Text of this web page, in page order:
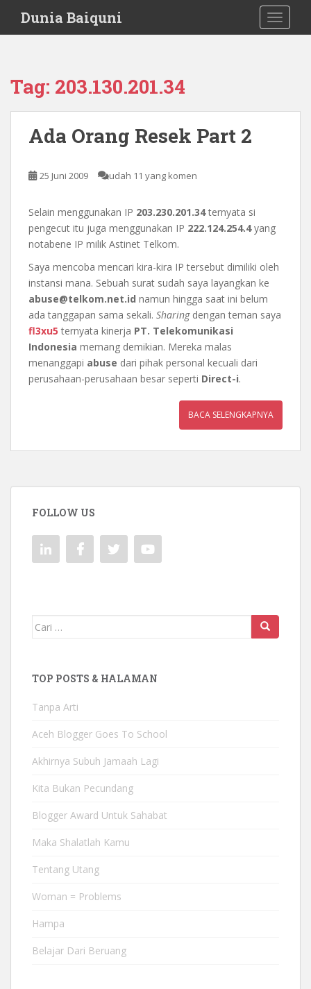
i
Dunia Baiquni
Tag: 203.130.201.34
Ada Orang Resek Part 2
25 Juni 2009 udah 11 yang komen
Selain menggunakan IP 203.230.201.34ternyata si
pengecut itu juga menggunakan IP 222.124.254.4yang
notabene IP milik Astinet Telkom.
Saya mencoba mencari kira-kira IP tersebut dimiliki oleh
instansi mana. Sebuah surat sudah saya layangkan ke
abuse@telkom.net.id namun hingga saat ini belum
ada tanggapan sama sekali. Sharingdengan teman saya
fl3xu5 ternyata kinerja PT. Telekomunikasi
Indonesia memang demikian. Mereka malas
menanggapi abuse dari pihak personal kecuali dari
perusahaan-perusahaan besar seperti Direct-i.
BACA SELENGKAPNYA
FOLLOW US
Mencari:
TOP POSTS & HALAMAN
Tanpa Arti
Aceh Blogger Goes To School
Akhirnya Subuh Jamaah Lagi
Kita Bukan Pecundang
Blogger Award Untuk Sahabat
Maka Shalatlah Kamu
Tentang Utang
Woman = Problems
Hampa
Belajar Dari Beruang